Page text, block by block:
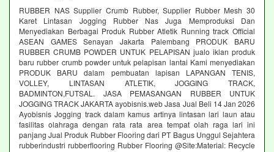
RUBBER NAS Supplier Crumb Rubber, Supplier Rubber Mesh 30
Karet Lintasan Jogging Rubber Nas Juga Memproduksi Dan
Menyediakan Berbagai Produk Rubber Atletik Running track Official
ASEAN GAMES Senayan Jakarta Palembang PRODUK BARU
RUBBER CRUMB POWDER UNTUK PELAPISAN jualo iklan produk
baru rubber crumb powder untuk pelapisan lantai Kami menyediakan
PRODUK BARU dalam pembuatan lapisan LAPANGAN TENIS,
VOLLEY, LINTASAN ATLETIK, JOGGING TRACK,
BADMINTON,FUTSAL. JASA PEMASANGAN RUBBER UNTUK
JOGGING TRACK JAKARTA ayobisnis.web Jasa Jual Beli 14 Jan 2026
Ayobisnis Jogging track dalam kamus artinya lintasan lari laun atau
fasilitas olahraga dengan rata rata area tempat olah raga lari ini
panjang Jual Produk Rubber Flooring dari PT Bagus Unggul Sejahtera
rubberindustri rubberflooring Rubber Flooring @Site:Material: Recycle